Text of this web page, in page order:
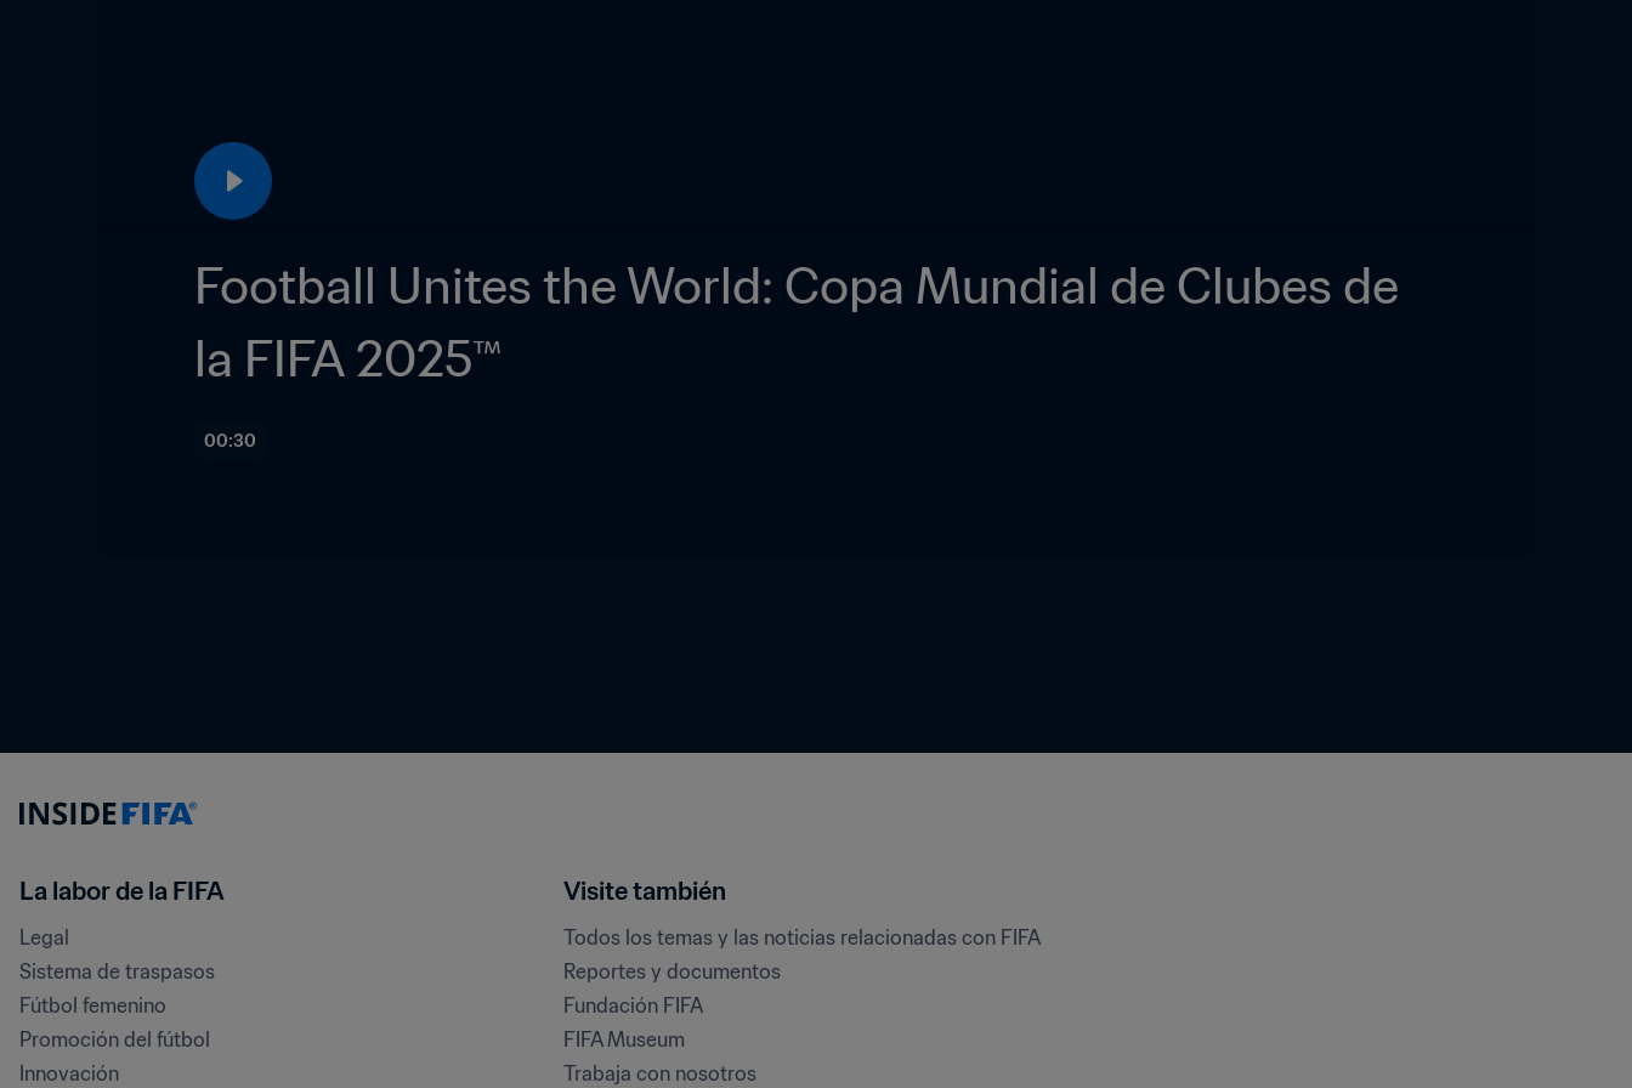
Football Unites the World: Copa Mundial de Clubes de
la FIFA 2025™
00:30
La labor de la FIFA
Legal
Sistema de traspasos
Fútbol femenino
Promoción del fútbol
Innovación
Visite también
Todos los temas y las noticias relacionadas con FIFA
Reportes y documentos
Fundación FIFA
FIFA Museum
Trabaja con nosotros